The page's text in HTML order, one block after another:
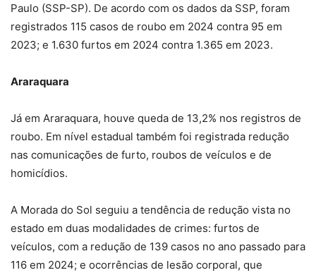
Paulo (SSP-SP). De acordo com os dados da SSP, foram
registrados 115 casos de roubo em 2024 contra 95 em
2023; e 1.630 furtos em 2024 contra 1.365 em 2023.
Araraquara
Já em Araraquara, houve queda de 13,2% nos registros de
roubo. Em nível estadual também foi registrada redução
nas comunicações de furto, roubos de veículos e de
homicídios.
A Morada do Sol seguiu a tendência de redução vista no
estado em duas modalidades de crimes: furtos de
veículos, com a redução de 139 casos no ano passado para
116 em 2024; e ocorrências de lesão corporal, que